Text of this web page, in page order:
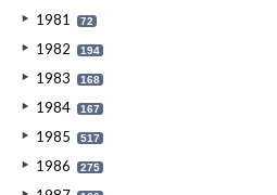
1981 72
1982 194
1983 168
1984 167
1985 517
1986 275